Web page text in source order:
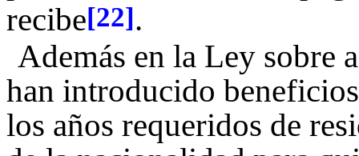
recibe[22].
Además en la Ley sobre
han introducido
los años requeridos de